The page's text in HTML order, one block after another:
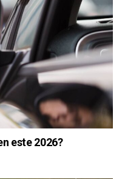
este 2026?